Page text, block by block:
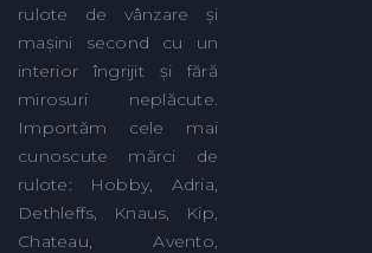
rulote de vânzare și
mașini second cu un
interior îngrijit și fără
mirosuri neplăcute.
Importăm cele mai
cunoscute mărci de
rulote: Hobby, Adria,
Dethleffs, Knaus, Kip,
Chateau, Avento,